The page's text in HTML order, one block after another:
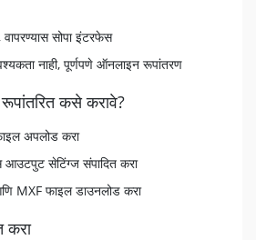
वापरण्यास सोपा इंटरफेस
नाही, पूर्णपणे ऑनलाइन रूपांतरण
कसे करावे?
अपलोड करा
सेटिंग्ज संपादित करा
MXF फाइल डाउनलोड करा
करा